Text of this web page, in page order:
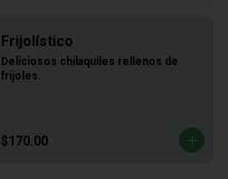
Frijolístico
Deliciosos chilaquiles rellenos de
frijoles.
$170.00